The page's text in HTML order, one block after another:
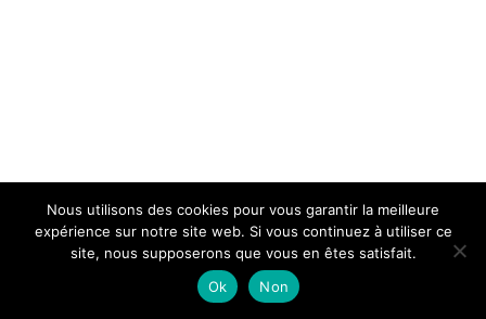
Nous utilisons des cookies pour vous garantir la meilleure
expérience sur notre site web. Si vous continuez à utiliser ce
site, nous supposerons que vous en êtes satisfait.
Ok
Non